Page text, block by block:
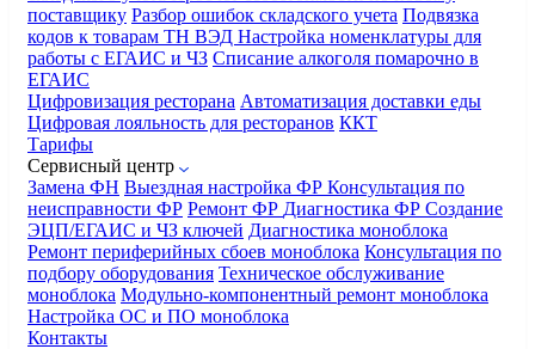
поставщику Разбор ошибок складского учета Подвязка
кодов к товарам ТН ВЭД Настройка номенклатуры для
работы с ЕГАИС и ЧЗ Списание алкоголя помарочно в
ЕГАИС
Цифровизация ресторана Автоматизация доставки еды
Цифровая лояльность для ресторанов ККТ
Тарифы
Сервисный центр
Замена ФН Выездная настройка ФР Консультация по
неисправности ФР Ремонт ФР Диагностика ФР Создание
ЭЦП/ЕГАИС и ЧЗ ключей Диагностика моноблока
Ремонт периферийных сбоев моноблока Консультация по
подбору оборудования Техническое обслуживание
моноблока Модульно-компонентный ремонт моноблока
Настройка ОС и ПО моноблока
Контакты